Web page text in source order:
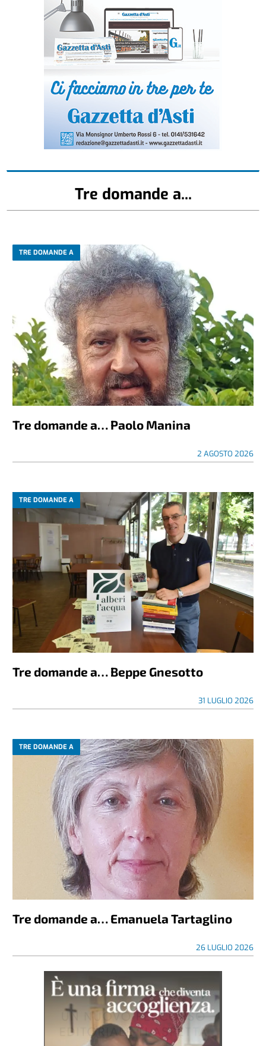
Tre domande a...
TRE DOMANDE A
Tre domande a… Paolo Manina
2 AGOSTO 2026
TRE DOMANDE A
Tre domande a… Beppe Gnesotto
31 LUGLIO 2026
TRE DOMANDE A
Tre domande a… Emanuela Tartaglino
26 LUGLIO 2026